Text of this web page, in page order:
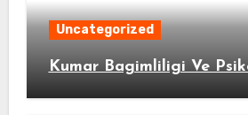
Uncategorized
Kumar Bagimliligi Ve